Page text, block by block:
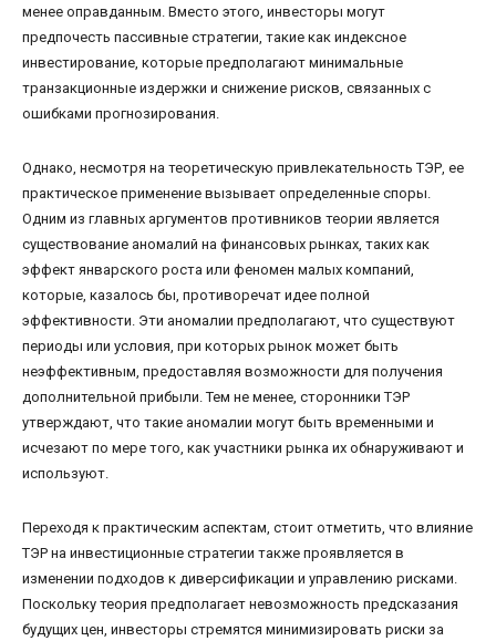
менее оправданным. Вместо этого, инвесторы могут
предпочесть пассивные стратегии, такие как индексное
инвестирование, которые предполагают минимальные
транзакционные издержки и снижение рисков, связанных с
ошибками прогнозирования.
Однако, несмотря на теоретическую привлекательность ТЭР, ее
практическое применение вызывает определенные споры.
Одним из главных аргументов противников теории является
существование аномалий на финансовых рынках, таких как
эффект январского роста или феномен малых компаний,
которые, казалось бы, противоречат идее полной
эффективности. Эти аномалии предполагают, что существуют
периоды или условия, при которых рынок может быть
неэффективным, предоставляя возможности для получения
дополнительной прибыли. Тем не менее, сторонники ТЭР
утверждают, что такие аномалии могут быть временными и
исчезают по мере того, как участники рынка их обнаруживают и
используют.
Переходя к практическим аспектам, стоит отметить, что влияние
ТЭР на инвестиционные стратегии также проявляется в
изменении подходов к диверсификации и управлению рисками.
Поскольку теория предполагает невозможность предсказания
будущих цен, инвесторы стремятся минимизировать риски за